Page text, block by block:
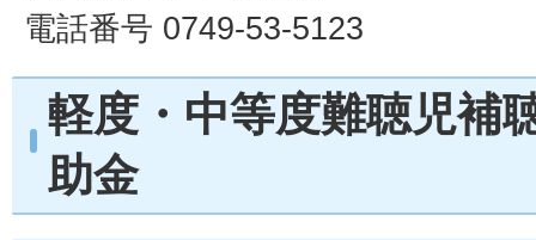
電話番号 0749-53-5123
軽度・中等度難聴児補
助金